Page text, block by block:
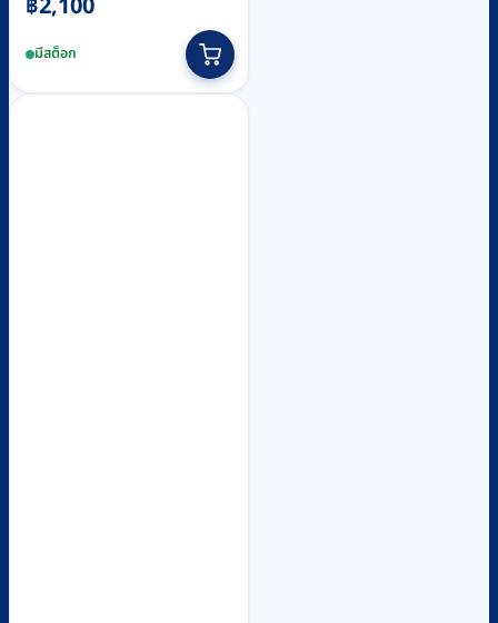
฿2,100
มีสต็อก